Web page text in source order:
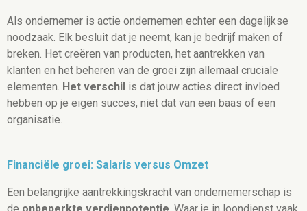
Als ondernemer is actie ondernemen echter een dagelijkse
noodzaak. Elk besluit dat je neemt, kan je bedrijf maken of
breken. Het creëren van producten, het aantrekken van
klanten en het beheren van de groei zijn allemaal cruciale
elementen. Het verschil is dat jouw acties direct invloed
hebben op je eigen succes, niet dat van een baas of een
organisatie.
Financiële groei: Salaris versus Omzet
Een belangrijke aantrekkingskracht van ondernemerschap is